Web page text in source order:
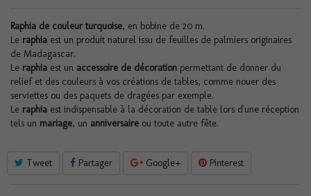
Raphia de couleur turquoise, en bobine de 20 m.
Le raphia est un produit naturel issu de feuilles de palmiers originaires
de Madagascar.
Le raphia est un accessoire de décoration permettant de donner du
relief et des couleurs à vos créations de tables, comme nouer des
serviettes ou des paquets de dragées par exemple.
Le raphia est indispensable à la décoration de table lors d'une réception
tels un mariage, un anniversaire ou toute autre fête.
Tweet Partager Google+ Pinterest